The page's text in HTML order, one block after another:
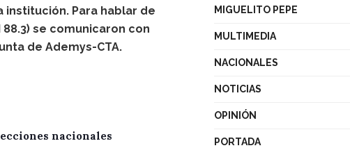
Para hablar de
se comunicaron con
de Ademys-CTA.
nacionales
MIGUELITO PEPE
MULTIMEDIA
NACIONALES
NOTICIAS
OPINIÓN
PORTADA